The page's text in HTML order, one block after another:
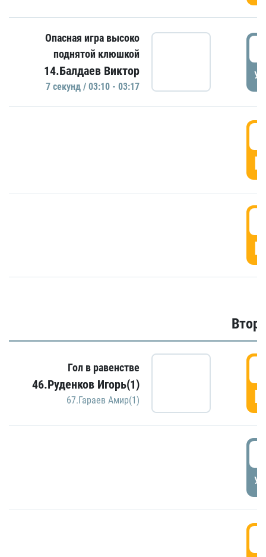
Опасная игра высоко
поднятой клюшкой
14.Балдаев Виктор
7 секунд / 03:10 - 03:17
Гол в равенстве
46.Руденков Игорь(1)
67.Гараев Амир(1)